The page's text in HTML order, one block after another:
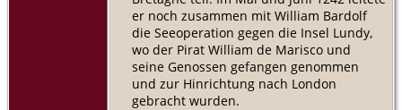
er noch zusammen mit William Bardolf
die Seeoperation gegen die Insel Lundy,
wo der Pirat William de Marisco und
seine Genossen gefangen genommen
und zur Hinrichtung nach London
gebracht wurden.